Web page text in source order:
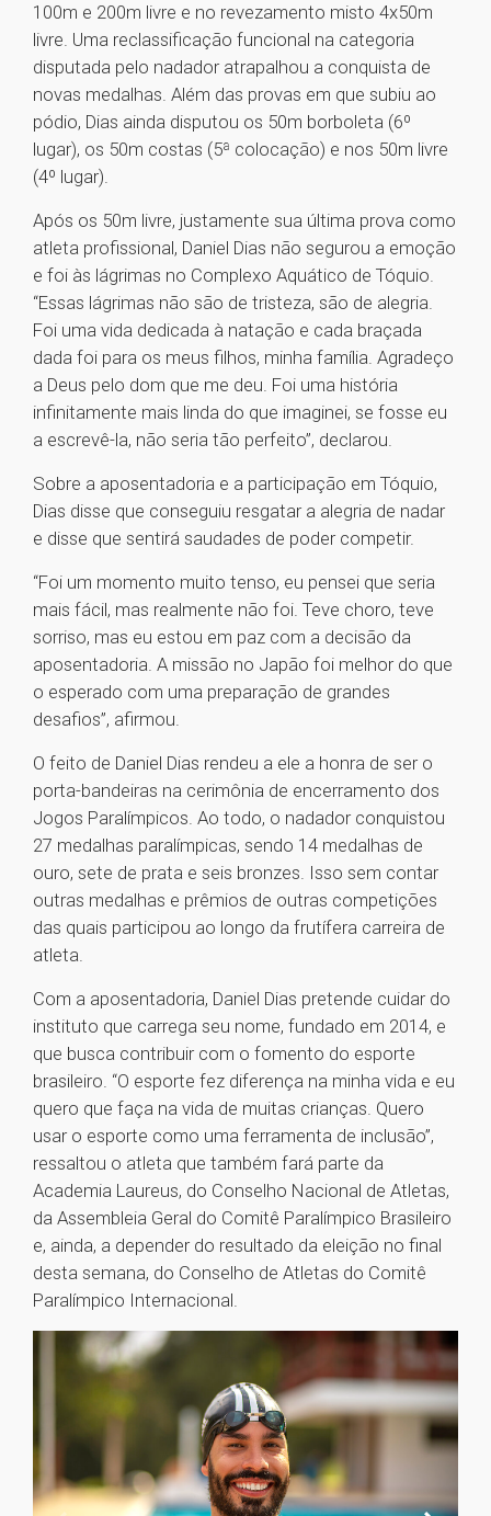
100m e 200m livre e no revezamento misto 4x50m
livre. Uma reclassificação funcional na categoria
disputada pelo nadador atrapalhou a conquista de
novas medalhas. Além das provas em que subiu ao
pódio, Dias ainda disputou os 50m borboleta (6º
lugar), os 50m costas (5ª colocação) e nos 50m livre
(4º lugar).
Após os 50m livre, justamente sua última prova como
atleta profissional, Daniel Dias não segurou a emoção
e foi às lágrimas no Complexo Aquático de Tóquio.
“Essas lágrimas não são de tristeza, são de alegria.
Foi uma vida dedicada à natação e cada braçada
dada foi para os meus filhos, minha família. Agradeço
a Deus pelo dom que me deu. Foi uma história
infinitamente mais linda do que imaginei, se fosse eu
a escrevê-la, não seria tão perfeito”, declarou.
Sobre a aposentadoria e a participação em Tóquio,
Dias disse que conseguiu resgatar a alegria de nadar
e disse que sentirá saudades de poder competir.
“Foi um momento muito tenso, eu pensei que seria
mais fácil, mas realmente não foi. Teve choro, teve
sorriso, mas eu estou em paz com a decisão da
aposentadoria. A missão no Japão foi melhor do que
o esperado com uma preparação de grandes
desafios”, afirmou.
O feito de Daniel Dias rendeu a ele a honra de ser o
porta-bandeiras na cerimônia de encerramento dos
Jogos Paralímpicos. Ao todo, o nadador conquistou
27 medalhas paralímpicas, sendo 14 medalhas de
ouro, sete de prata e seis bronzes. Isso sem contar
outras medalhas e prêmios de outras competições
das quais participou ao longo da frutífera carreira de
atleta.
Com a aposentadoria, Daniel Dias pretende cuidar do
instituto que carrega seu nome, fundado em 2014, e
que busca contribuir com o fomento do esporte
brasileiro. “O esporte fez diferença na minha vida e eu
quero que faça na vida de muitas crianças. Quero
usar o esporte como uma ferramenta de inclusão”,
ressaltou o atleta que também fará parte da
Academia Laureus, do Conselho Nacional de Atletas,
da Assembleia Geral do Comitê Paralímpico Brasileiro
e, ainda, a depender do resultado da eleição no final
desta semana, do Conselho de Atletas do Comitê
Paralímpico Internacional.